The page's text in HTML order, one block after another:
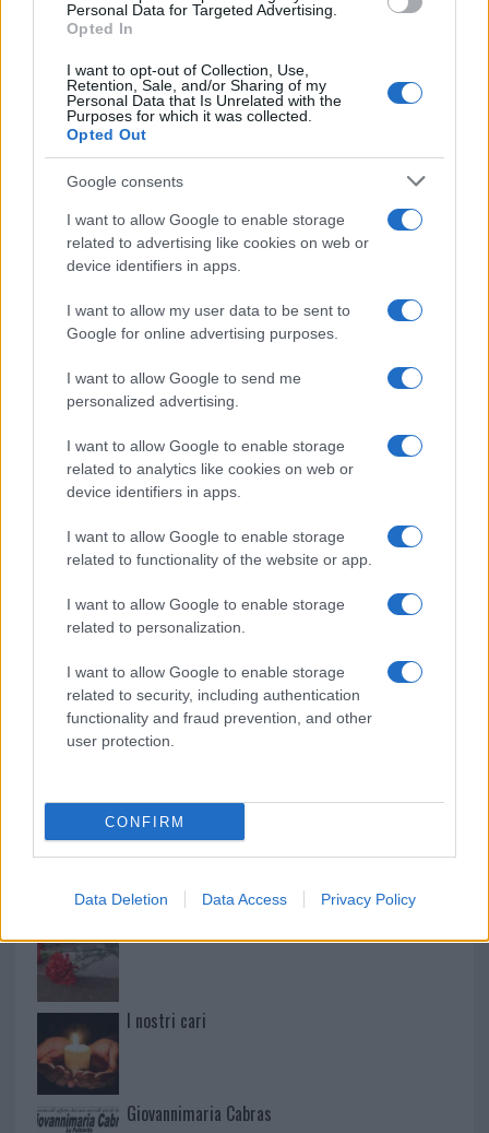
Personal Data for Targeted Advertising.
Opted In
I want to opt-out of Collection, Use,
Retention, Sale, and/or Sharing of my
Personal Data that Is Unrelated with the
Purposes for which it was collected.
Opted Out
Google consents
I want to allow Google to enable storage
related to advertising like cookies on web or
device identifiers in apps.
I want to allow my user data to be sent to
Google for online advertising purposes.
I want to allow Google to send me
personalized advertising.
I want to allow Google to enable storage
related to analytics like cookies on web or
device identifiers in apps.
I want to allow Google to enable storage
related to functionality of the website or app.
I want to allow Google to enable storage
related to personalization.
I want to allow Google to enable storage
related to security, including authentication
functionality and fraud prevention, and other
user protection.
CONFIRM
Data Deletion Data Access Privacy Policy
“Poker letterario”
È scontro tra Misericordia e Comune di Santa
Teresa Gallura
Controlli rafforzati in Costa Smeralda, 20
arresti e 135 denunce
NECROLOGIE
Mario Malu
Martina Agostina Diturco
I nostri cari
I nostri cari
Giovannimaria Cabras